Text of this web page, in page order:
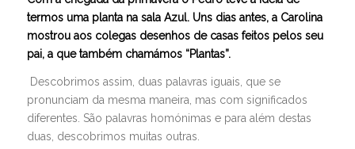
termos uma planta na sala Azul. Uns dias antes, a Carolina
mostrou aos colegas desenhos de casas feitos pelos seu
pai, a que também chamámos “Plantas”.
Descobrimos assim, duas palavras iguais, que se
pronunciam da mesma maneira, mas com significados
diferentes. São palavras homónimas e para além destas
duas, descobrimos muitas outras.